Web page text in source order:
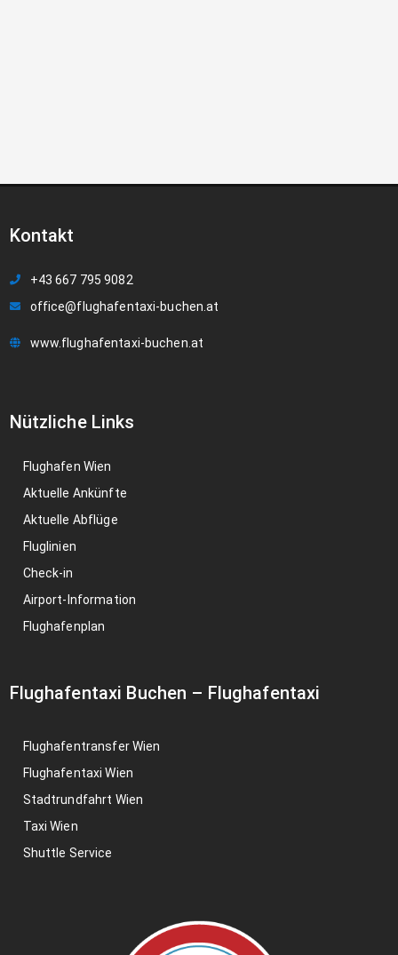
Kontakt
+43 667 795 9082
office@flughafentaxi-buchen.at
www.flughafentaxi-buchen.at
Nützliche Links
Flughafen Wien
Aktuelle Ankünfte
Aktuelle Abflüge
Fluglinien
Check-in
Airport-Information
Flughafenplan
Flughafentaxi Buchen – Flughafentaxi
Flughafentransfer Wien
Flughafentaxi Wien
Stadtrundfahrt Wien
Taxi Wien
Shuttle Service